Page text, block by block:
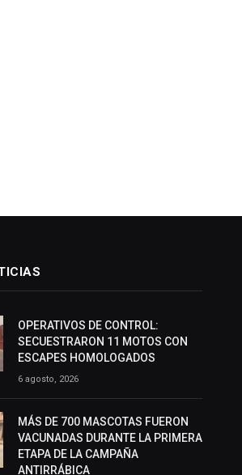
OPERATIVOS DE CONTROL:
SECUESTRARON 11 MOTOS CON
ESCAPES HOMOLOGADOS
6 agosto, 2026
MÁS DE 700 MASCOTAS FUERON
VACUNADAS DURANTE LA PRIMERA
ETAPA DE LA CAMPAÑA
ANTIRRÁBICA